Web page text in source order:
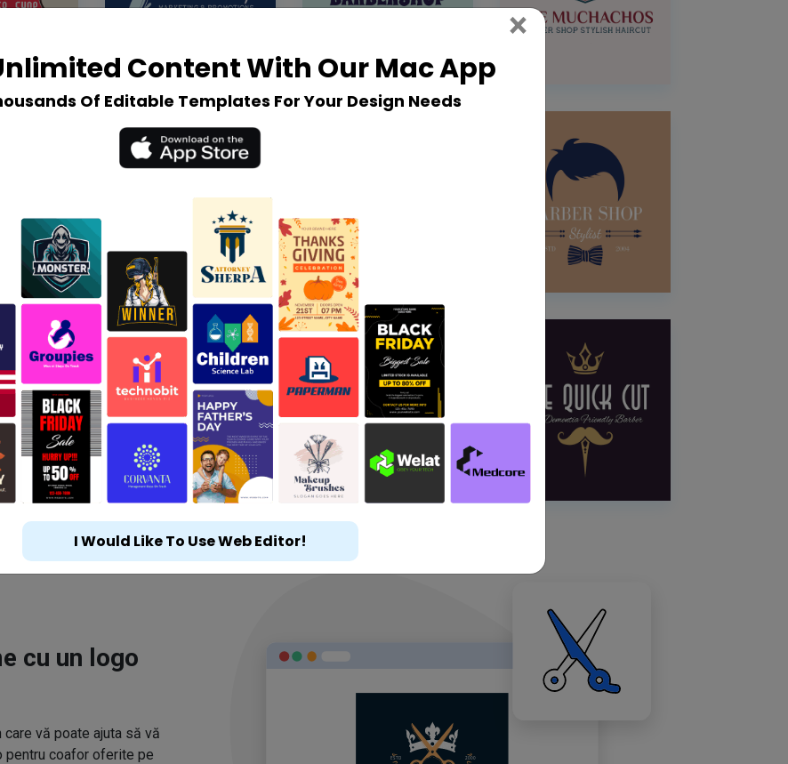
cu un logo
vă poate ajuta să vă
pentru coafor oferite pe
Content With Our Mac App
Of Editable Templates For Your Design Needs
× Close
I Would Like To Use Web Editor!